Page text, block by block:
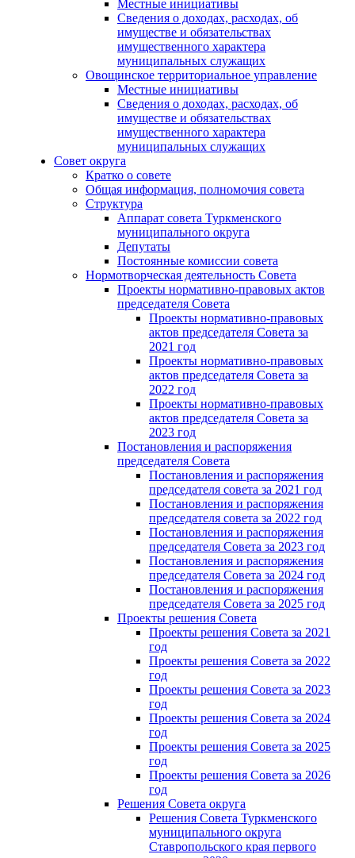
Местные инициативы
Сведения о доходах, расходах, об
имуществе и обязательствах
имущественного характера
муниципальных служащих
Овощинское территориальное управление
Местные инициативы
Сведения о доходах, расходах, об
имуществе и обязательствах
имущественного характера
муниципальных служащих
Совет округа
Кратко о совете
Общая информация, полномочия совета
Структура
Аппарат совета Туркменского
муниципального округа
Депутаты
Постоянные комиссии совета
Нормотворческая деятельность Совета
Проекты нормативно-правовых актов
председателя Cовета
Проекты нормативно-правовых
актов председателя Cовета за
2021 год
Проекты нормативно-правовых
актов председателя Cовета за
2022 год
Проекты нормативно-правовых
актов председателя Cовета за
2023 год
Постановления и распоряжения
председателя Cовета
Постановления и распоряжения
председателя совета за 2021 год
Постановления и распоряжения
председателя совета за 2022 год
Постановления и распоряжения
председателя Cовета за 2023 год
Постановления и распоряжения
председателя Cовета за 2024 год
Постановления и распоряжения
председателя Cовета за 2025 год
Проекты решения Cовета
Проекты решения Совета за 2021
год
Проекты решения Совета за 2022
год
Проекты решения Cовета за 2023
год
Проекты решения Совета за 2024
год
Проекты решения Совета за 2025
год
Проекты решения Совета за 2026
год
Решения Совета округа
Решения Совета Туркменского
муниципального округа
Ставропольского края первого